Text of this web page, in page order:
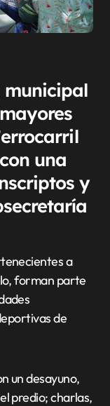
una
y
forman parte
de
un desayuno,
predio; charlas,